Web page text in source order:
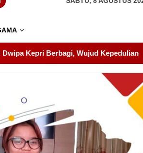
kepada Pondok Tahfidz Yatim